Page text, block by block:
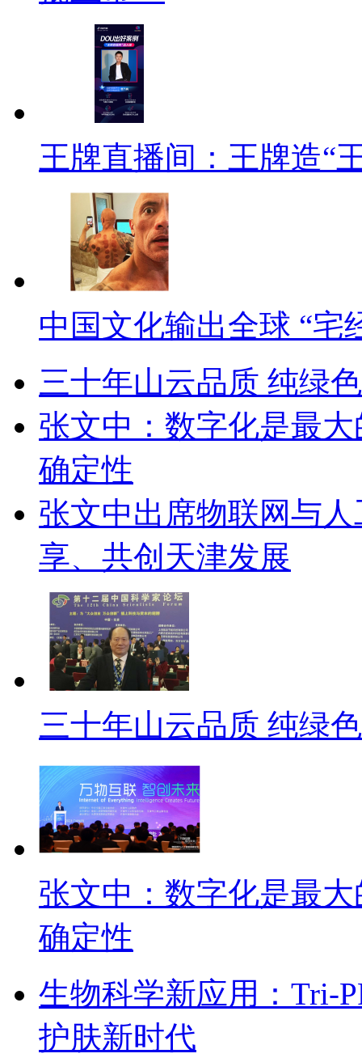
王牌直播间：王牌造“
中国文化输出全球 “宅
三十年山云品质 纯绿
张文中：数字化是最
确定性
张文中出席物联网与
享、共创天津发展
三十年山云品质 纯绿
张文中：数字化是最
确定性
生物科学新应用：Tri-
护肤新时代